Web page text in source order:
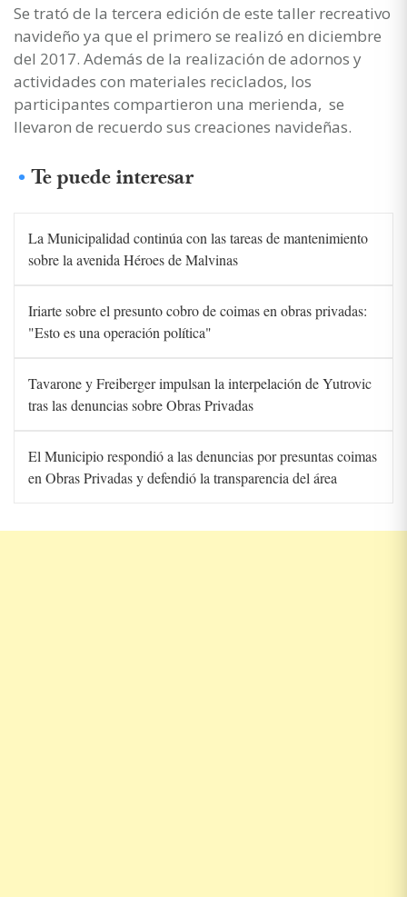
Se trató de la tercera edición de este taller recreativo
navideño ya que el primero se realizó en diciembre
del 2017. Además de la realización de adornos y
actividades con materiales reciclados, los
participantes compartieron una merienda, se
llevaron de recuerdo sus creaciones navideñas.
Te puede interesar
La Municipalidad continúa con las tareas de mantenimiento
sobre la avenida Héroes de Malvinas
Iriarte sobre el presunto cobro de coimas en obras privadas:
"Esto es una operación política"
Tavarone y Freiberger impulsan la interpelación de Yutrovic
tras las denuncias sobre Obras Privadas
El Municipio respondió a las denuncias por presuntas coimas
en Obras Privadas y defendió la transparencia del área